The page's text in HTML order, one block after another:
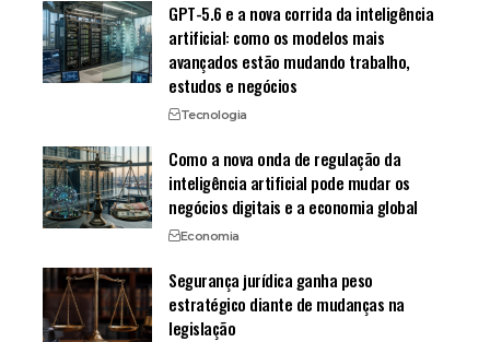
GPT-5.6 e a nova corrida da inteligência
artificial: como os modelos mais
avançados estão mudando trabalho,
estudos e negócios
Tecnologia
Como a nova onda de regulação da
inteligência artificial pode mudar os
negócios digitais e a economia global
Economia
Segurança jurídica ganha peso
estratégico diante de mudanças na
legislação